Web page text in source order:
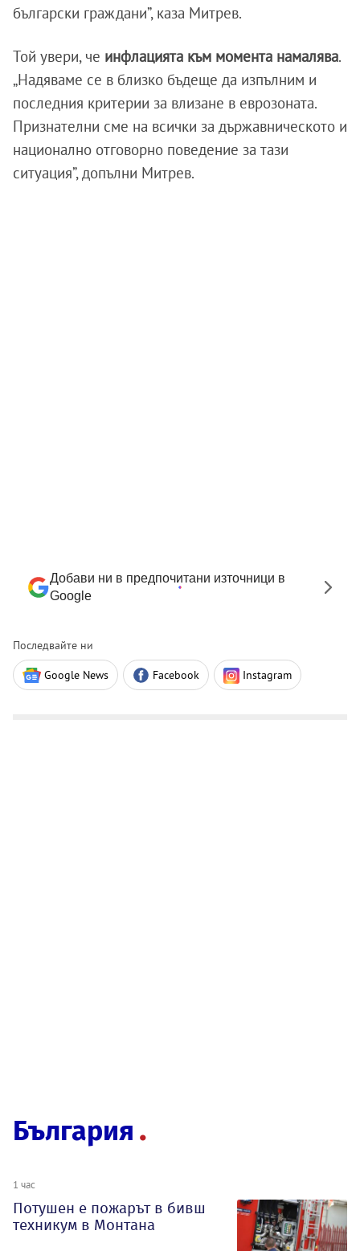
български граждани”, каза Митрев.
Той увери, че инфлацията към момента намалява.
„Надяваме се в близко бъдеще да изпълним и
последния критерии за влизане в еврозоната.
Признателни сме на всички за държавническото и
национално отговорно поведение за тази
ситуация”, допълни Митрев.
Добави ни в предпочитани източници в
Google
Последвайте ни
Google News Facebook Instagram
България
1 час
Потушен е пожарът в бивш
техникум в Монтана